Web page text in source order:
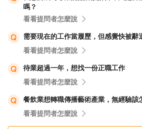
嗎？
看看提問者怎麼說
需要現在的工作當履歷，但感覺快被辭
看看提問者怎麼說
待業超過一年，想找一份正職工作
看看提問者怎麼說
餐飲業想轉職傳播藝術產業，無經驗該
看看提問者怎麼說